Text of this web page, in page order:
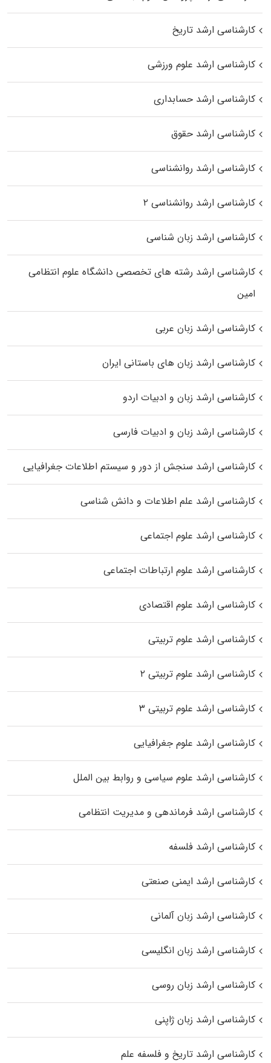
کارشناسی ارشد تاریخ
کارشناسی ارشد علوم ورزشی
کارشناسی ارشد حسابداری
کارشناسی ارشد حقوق
کارشناسی ارشد روانشناسی
کارشناسی ارشد روانشناسی ۲
کارشناسی ارشد زبان شناسی
کارشناسی ارشد رﺷﺘﻪ ﻫﺎی تخصصی داﻧﺸﮕﺎه ﻋﻠﻮم انتظامی
اﻣﻴﻦ
کارشناسی ارشد زبان عربی
کارشناسی ارشد زبان‌ های باستانی ایران
کارشناسی ارشد زبان و ادبیات اردو
کارشناسی ارشد زبان و ادبیات فارسی
کارشناسی ارشد سنجش از دور و سیستم اطلاعات جغرافیایی
کارشناسی ارشد علم اطلاعات و دانش شناسی
کارشناسی ارشد علوم اجتماعی
کارشناسی ارشد علوم ارتباطات اجتماعی
کارشناسی ارشد علوم اقتصادی
کارشناسی ارشد علوم تربیتی
کارشناسی ارشد علوم تربیتی ۲
کارشناسی ارشد علوم تربیتی ۳
کارشناسی ارشد علوم جغرافیایی
کارشناسی ارشد علوم سیاسی و روابط بین الملل
کارشناسی ارشد فرماندهی و مدیریت انتظامی
کارشناسی ارشد فلسفه
کارشناسی ارشد ایمنی صنعتی
کارشناسی ارشد زبان آلمانی
کارشناسی ارشد زبان انگلیسی
کارشناسی ارشد زبان روسی
کارشناسی ارشد زبان ژاپنی
کارشناسی ارشد تاریخ و فلسفه علم